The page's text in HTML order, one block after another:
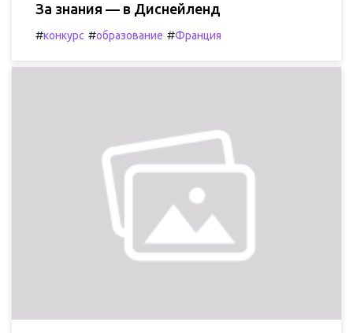
За знания — в Диснейленд
#конкурс #образование #Франция